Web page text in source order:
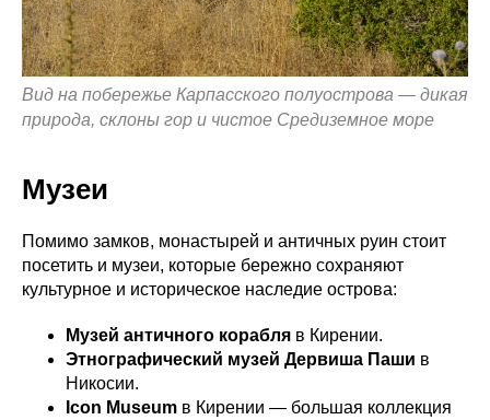
Вид на побережье Карпасского полуострова — дикая
природа, склоны гор и чистое Средиземное море
Музеи
Помимо замков, монастырей и античных руин стоит
посетить и музеи, которые бережно сохраняют
культурное и историческое наследие острова:
Музей античного корабля в Кирении.
Этнографический музей Дервиша Паши в
Никосии.
Icon Museum в Кирении — большая коллекция